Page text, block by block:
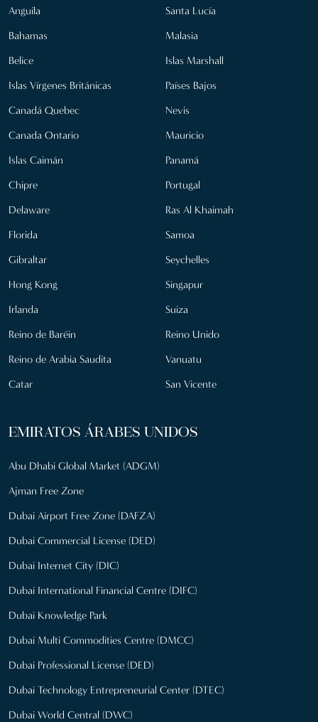
Anguila
Bahamas
Belice
Islas Vírgenes Británicas
Canadá Quebec
Canada Ontario
Islas Caimán
Chipre
Delaware
Florida
Gibraltar
Hong Kong
Irlanda
Reino de Baréin
Reino de Arabia Saudita
Catar
Santa Lucía
Malasia
Islas Marshall
Países Bajos
Nevis
Mauricio
Panamá
Portugal
Ras Al Khaimah
Samoa
Seychelles
Singapur
Suiza
Reino Unido
Vanuatu
San Vicente
EMIRATOS ÁRABES UNIDOS
Abu Dhabi Global Market (ADGM)
Ajman Free Zone
Dubai Airport Free Zone (DAFZA)
Dubai Commercial License (DED)
Dubai Internet City (DIC)
Dubai International Financial Centre (DIFC)
Dubai Knowledge Park
Dubai Multi Commodities Centre (DMCC)
Dubai Professional License (DED)
Dubai Technology Entrepreneurial Center (DTEC)
Dubai World Central (DWC)